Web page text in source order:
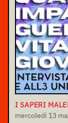
I SAPERI
mercoledì 13